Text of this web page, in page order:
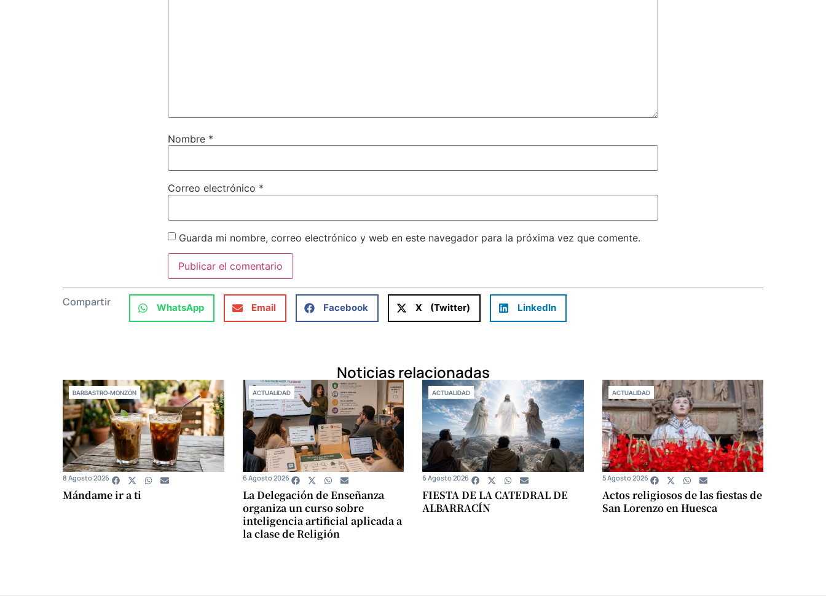
Nombre *
Correo electrónico *
Guarda mi nombre, correo electrónico y web en este navegador para la próxima vez que comente.
Compartir WhatsApp Email Facebook X (Twitter) LinkedIn
Noticias relacionadas
BARBASTRO-MONZÓN
Mándame ir a ti
8 Agosto 2026
ACTUALIDAD
La Delegación de Enseñanza
organiza un curso sobre
inteligencia artificial aplicada a
la clase de Religión
6 Agosto 2026
ACTUALIDAD
FIESTA DE LA CATEDRAL DE
ALBARRACÍN
6 Agosto 2026
ACTUALIDAD
Actos religiosos de las fiestas de
San Lorenzo en Huesca
5 Agosto 2026